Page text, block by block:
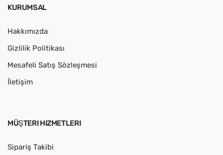
KURUMSAL
Hakkımızda
Gizlilik Politikası
Mesafeli Satış Sözleşmesi
İletişim
MÜŞTERI HIZMETLERI
Sipariş Takibi